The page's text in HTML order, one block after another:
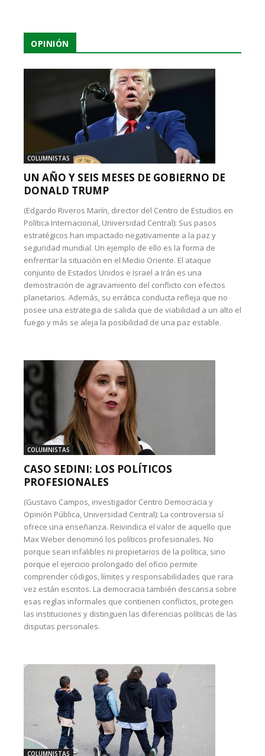
OPINIÓN
COLUMNISTAS
UN AÑO Y SEIS MESES DE GOBIERNO DE
DONALD TRUMP
(Edgardo Riveros Marín, director del Centro de Estudios en
Política Internacional, Universidad Central): Sus pasos
estratégicos han impactado negativamente a la paz y
seguridad mundial. Un ejemplo de ello es la forma de
enfrentar la situación en el Medio Oriente. El ataque
conjunto de Estados Unidos e Israel a Irán es una
demostración de agravamiento del conflicto con efectos
planetarios. Además, su errática conducta refleja que no
posee una estrategia de salida que de viabilidad a un alto el
fuego y más se aleja la posibilidad de una paz estable.
COLUMNISTAS
CASO SEDINI: LOS POLÍTICOS
PROFESIONALES
(Gustavo Campos, investigador Centro Democracia y
Opinión Pública, Universidad Central): La controversia sí
ofrece una enseñanza. Reivindica el valor de aquello que
Max Weber denominó los políticos profesionales. No
porque sean infalibles ni propietarios de la política, sino
porque el ejercicio prolongado del oficio permite
comprender códigos, límites y responsabilidades que rara
vez están escritos. La democracia también descansa sobre
esas reglas informales que contienen conflictos, protegen
las instituciones y distinguen las diferencias políticas de las
disputas personales.
COLUMNISTAS